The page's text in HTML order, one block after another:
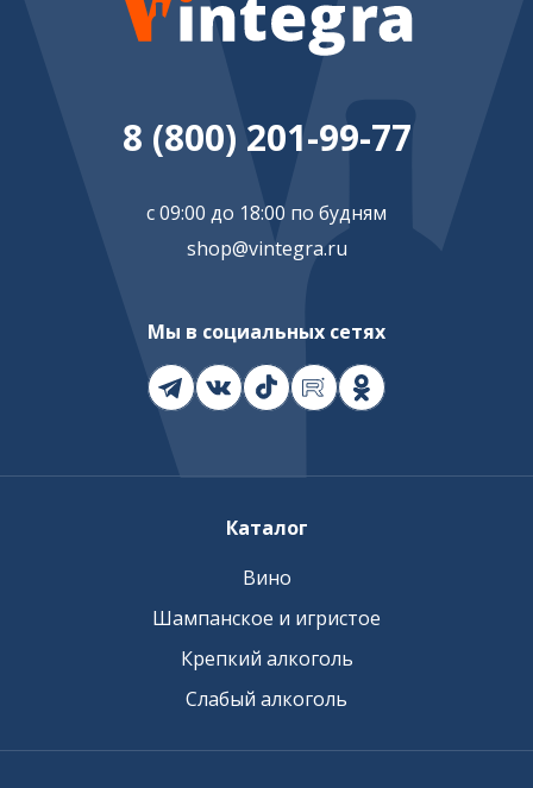
8 (800) 201-99-77
с 09:00 до 18:00 по будням
shop@vintegra.ru
Мы в социальных сетях
Каталог
Вино
Шампанское и игристое
Крепкий алкоголь
Слабый алкоголь